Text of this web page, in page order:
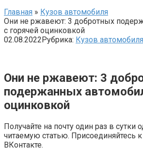
Главная » Кузов автомобиля
Они не ржавеют: 3 добротных
с горячей оцинковкой
02.08.2022Рубрика: Кузов автомобиля
Они не ржавеют: 3
подержанных
оцинковкой
Получайте на почту один раз в сутки
читаемую статью. Присоединяйтесь
ВКонтакте.